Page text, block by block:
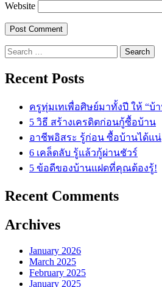
Website
Search
for:
Recent Posts
ครูทุ่มเทเพื่อศิษย์มาทั้งปี ให้ “บ้
5 วิธี สร้างเครดิตก่อนกู้ซื้อบ้าน
อาชีพอิสระ รู้ก่อน ซื้อบ้านได้แน่
6 เคล็ดลับ รู้แล้วกู้ผ่านชัวร์
5 ข้อดีของบ้านแฝดที่คุณต้องรู้!
Recent Comments
Archives
January 2026
March 2025
February 2025
January 2025